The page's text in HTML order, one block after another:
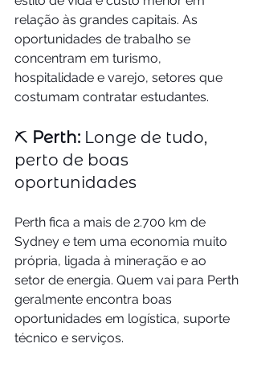
relação às grandes capitais. As
oportunidades de trabalho se
concentram em turismo,
hospitalidade e varejo, setores que
costumam contratar estudantes.
⛏️ Perth: Longe de tudo,
perto de boas
oportunidades
Perth fica a mais de 2.700 km de
Sydney e tem uma economia muito
própria, ligada à mineração e ao
setor de energia. Quem vai para Perth
geralmente encontra boas
oportunidades em logística, suporte
técnico e serviços.